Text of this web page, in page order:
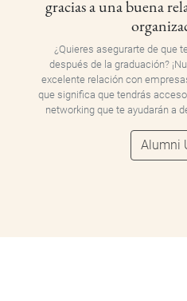
gracias a una buena
¿Quieres asegurarte de que
después de la graduación?
excelente relación con
que significa que tendrás
networking que te ayudarán a
Alumni